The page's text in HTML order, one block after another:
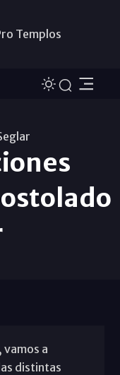
Templos
vamos a
distintas